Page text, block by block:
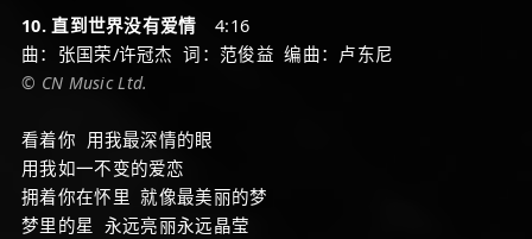
10. 直到世界没有爱情 4:16
曲：张国荣/许冠杰 词：范俊益 编曲：卢东尼
© CN Music Ltd.
看着你 用我最深情的眼
用我如一不变的爱恋
拥着你在怀里 就像最美丽的梦
梦里的星 永远亮丽永远晶莹